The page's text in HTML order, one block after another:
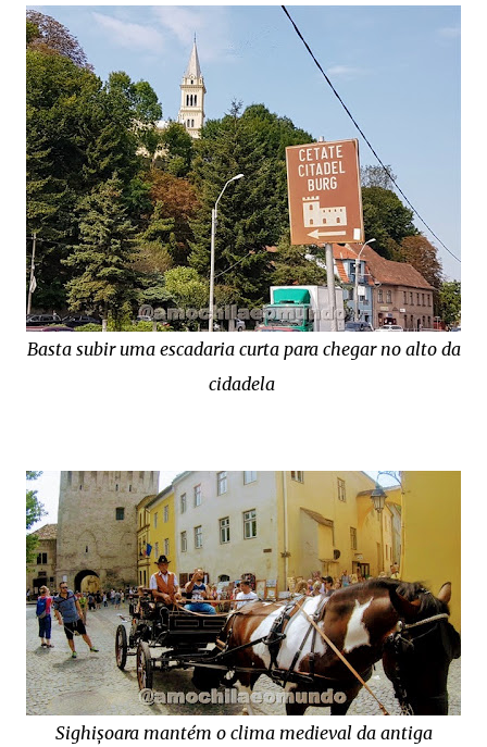
Basta subir uma escadaria curta para chegar no alto da
cidadela
Sighișoara mantém o clima medieval da antiga